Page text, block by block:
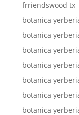
frriendswood tx
botanica
botanica
botanica
botanica
botanica
botanica
botanica